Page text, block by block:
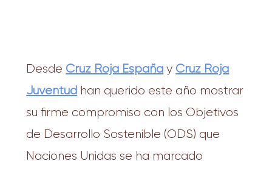
Desde Cruz Roja España y Cruz Roja
Juventud han querido este año mostrar
su firme compromiso con los Objetivos
de Desarrollo Sostenible (ODS) que
Naciones Unidas se ha marcado